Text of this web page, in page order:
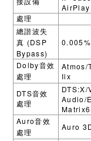
接設備
處理
總諧波失
真 (DSP
Bypass)
0.005%
Dolby音效
處理
Atmos/
Iix
DTS音效
處理
Audio/
Auro音效
處理
Auro